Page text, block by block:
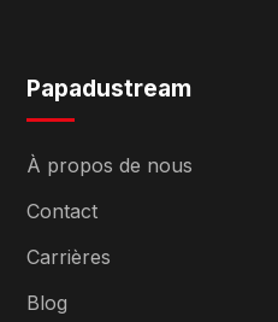
Papadustream
À propos de nous
Contact
Carrières
Blog